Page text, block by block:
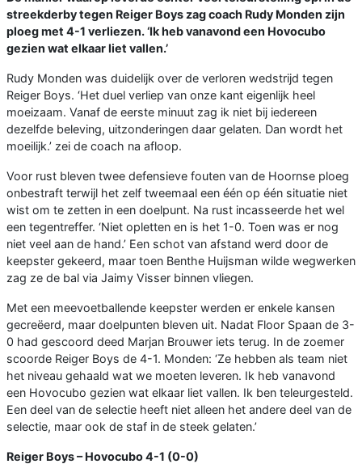
streekderby tegen Reiger Boys zag coach Rudy Monden zijn
ploeg met 4-1 verliezen. ‘Ik heb vanavond een Hovocubo
gezien wat elkaar liet vallen.’
Rudy Monden was duidelijk over de verloren wedstrijd tegen
Reiger Boys. ‘Het duel verliep van onze kant eigenlijk heel
moeizaam. Vanaf de eerste minuut zag ik niet bij iedereen
dezelfde beleving, uitzonderingen daar gelaten. Dan wordt het
moeilijk.’ zei de coach na afloop.
Voor rust bleven twee defensieve fouten van de Hoornse ploeg
onbestraft terwijl het zelf tweemaal een één op één situatie niet
wist om te zetten in een doelpunt. Na rust incasseerde het wel
een tegentreffer. ‘Niet opletten en is het 1-0. Toen was er nog
niet veel aan de hand.’ Een schot van afstand werd door de
keepster gekeerd, maar toen Benthe Huijsman wilde wegwerken
zag ze de bal via Jaimy Visser binnen vliegen.
Met een meevoetballende keepster werden er enkele kansen
gecreëerd, maar doelpunten bleven uit. Nadat Floor Spaan de 3-
0 had gescoord deed Marjan Brouwer iets terug. In de zoemer
scoorde Reiger Boys de 4-1. Monden: ‘Ze hebben als team niet
het niveau gehaald wat we moeten leveren. Ik heb vanavond
een Hovocubo gezien wat elkaar liet vallen. Ik ben teleurgesteld.
Een deel van de selectie heeft niet alleen het andere deel van de
selectie, maar ook de staf in de steek gelaten.’
Reiger Boys – Hovocubo 4-1 (0-0)